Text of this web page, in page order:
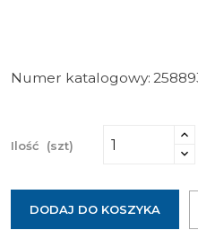
Numer katalogowy
Ilość (szt)
DODAJ DO KOSZYKA